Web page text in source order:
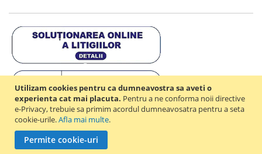
Utilizam cookies pentru ca dumneavostra sa aveti o
experienta cat mai placuta. Pentru a ne conforma noii directive
e-Privacy, trebuie sa primim acordul dumneavosatra pentru a seta
cookie-urile.Afla mai multe.
Permite cookie-uri
Copyright © 2021-2026 - D & R ONLINE STORE S.R.L - RO44714842 -
J2021003182351. Toate drepturile rezervate.